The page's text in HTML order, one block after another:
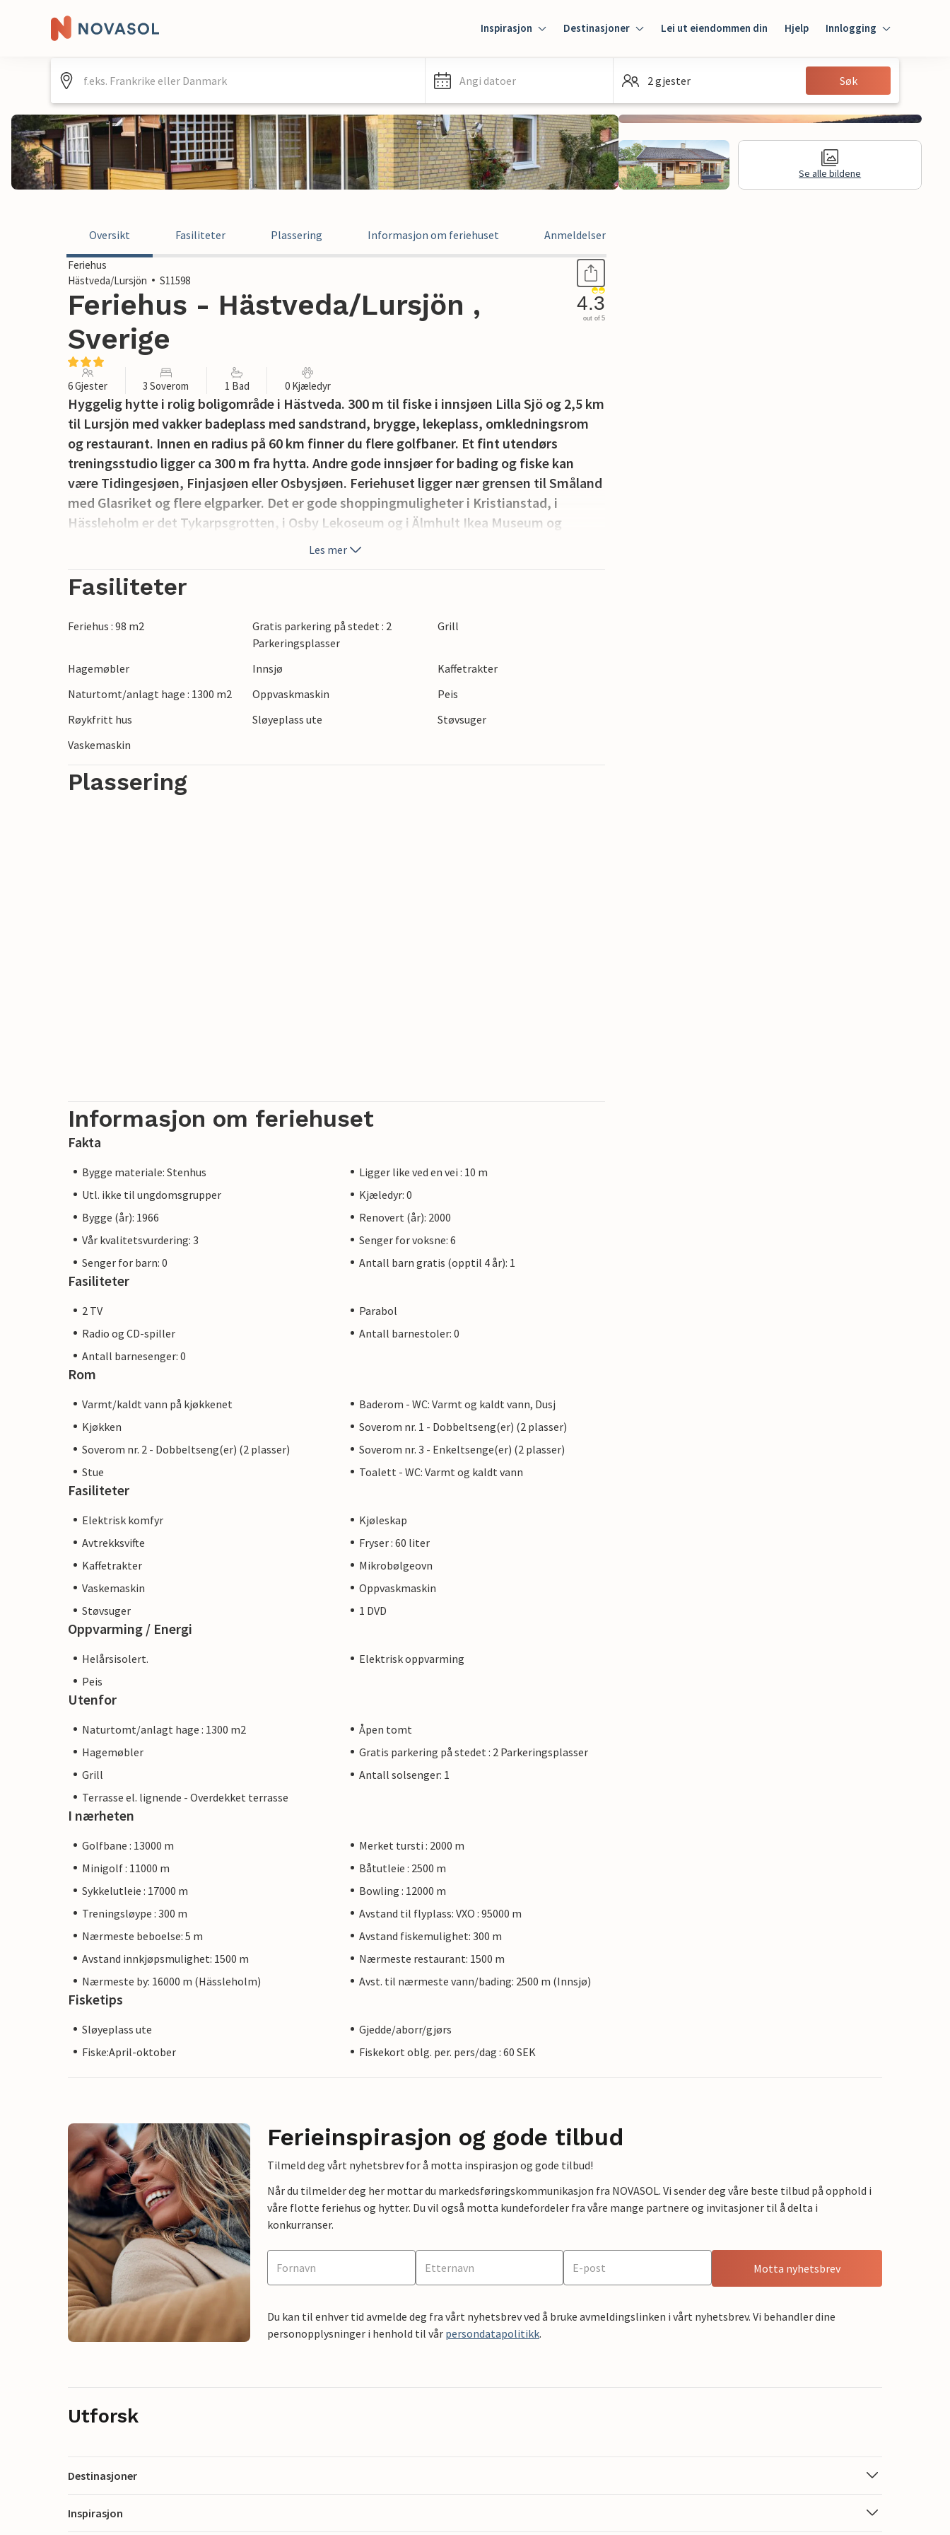
Inspirasjon Destinasjoner Lei ut eiendommen din Hjelp Innlogging
Innlogging
Gjest
Angi datoer 2 gjester Søk
Se alle bildene
Oversikt Fasiliteter Plassering Informasjon om feriehuset Anmeldelser
Feriehus
Hästveda/Lursjön
S11598
Feriehus - Hästveda/Lursjön ,
Sverige
4.3
out of 5
6 Gjester 3 Soverom 1 Bad 0 Kjæledyr
Hyggelig hytte i rolig boligområde i Hästveda. 300 m til fiske i innsjøen Lilla Sjö og 2,5 km
til Lursjön med vakker badeplass med sandstrand, brygge, lekeplass, omkledningsrom
og restaurant. Innen en radius på 60 km finner du flere golfbaner. Et fint utendørs
treningsstudio ligger ca 300 m fra hytta. Andre gode innsjøer for bading og fiske kan
være Tidingesjøen, Finjasjøen eller Osbysjøen. Feriehuset ligger nær grensen til Småland
med Glasriket og flere elgparker. Det er gode shoppingmuligheter i Kristianstad, i
Hässleholm er det Tykarpsgrotten, i Osby Lekoseum og i Älmhult Ikea Museum og
Outlet. Et feriehus med mange vakre utfluktsmuligheter i både Skåne og Småland. I
og bær og fantastisk natur.
Les mer
Fasiliteter
Feriehus : 98 m2
Gratis parkering på stedet : 2
Parkeringsplasser
Grill
Hagemøbler Innsjø
Kaffetrakter
Naturtomt/anlagt hage : 1300 m2
Oppvaskmaskin
Peis
Røykfritt hus
Sløyeplass ute
Støvsuger
Vaskemaskin
Plassering
Informasjon om feriehuset
Fakta
Bygge materiale: Stenhus
Ligger like ved en vei : 10 m
Utl. ikke til ungdomsgrupper
Kjæledyr: 0
Bygge (år): 1966
Renovert (år): 2000
Vår kvalitetsvurdering: 3
Senger for voksne: 6
Senger for barn: 0
Antall barn gratis (opptil 4 år): 1
Fasiliteter
2 TV
Parabol
Radio og CD-spiller
Antall barnestoler: 0
Antall barnesenger: 0
Rom
Varmt/kaldt vann på kjøkkenet
Baderom - WC: Varmt og kaldt vann, Dusj
Kjøkken
Soverom nr. 1 - Dobbeltseng(er) (2 plasser)
Soverom nr. 2 - Dobbeltseng(er) (2 plasser)
Soverom nr. 3 - Enkeltsenge(er) (2 plasser)
Stue
Toalett - WC: Varmt og kaldt vann
Fasiliteter
Elektrisk komfyr
Kjøleskap
Avtrekksvifte
Fryser : 60 liter
Kaffetrakter
Mikrobølgeovn
Vaskemaskin
Oppvaskmaskin
Støvsuger
1 DVD
Oppvarming / Energi
Helårsisolert.
Elektrisk oppvarming
Peis
Utenfor
Naturtomt/anlagt hage : 1300 m2
Åpen tomt
Hagemøbler
Gratis parkering på stedet : 2 Parkeringsplasser
Grill
Antall solsenger: 1
Terrasse el. lignende - Overdekket terrasse
I nærheten
Golfbane : 13000 m
Merket tursti : 2000 m
Minigolf : 11000 m
Båtutleie : 2500 m
Sykkelutleie : 17000 m
Bowling : 12000 m
Treningsløype : 300 m
Avstand til flyplass: VXO : 95000 m
Nærmeste beboelse: 5 m
Avstand fiskemulighet: 300 m
Avstand innkjøpsmulighet: 1500 m
Nærmeste restaurant: 1500 m
Nærmeste by: 16000 m (Hässleholm)
Avst. til nærmeste vann/bading: 2500 m (Innsjø)
Fisketips
Sløyeplass ute
Gjedde/aborr/gjørs
Fiske:April-oktober
Fiskekort oblg. per. pers/dag : 60 SEK
Ferieinspirasjon og gode tilbud
Tilmeld deg vårt nyhetsbrev for å motta inspirasjon og gode tilbud!
Når du tilmelder deg her mottar du markedsføringskommunikasjon fra NOVASOL. Vi sender deg våre beste tilbud på opphold i
våre flotte feriehus og hytter. Du vil også motta kundefordeler fra våre mange partnere og invitasjoner til å delta i
konkurranser.
Motta nyhetsbrev
Du kan til enhver tid avmelde deg fra vårt nyhetsbrev ved å bruke avmeldingslinken i vårt nyhetsbrev. Vi behandler dine
personopplysninger i henhold til vår persondatapolitikk.
Utforsk
Destinasjoner
Inspirasjon